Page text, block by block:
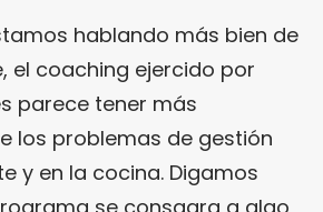
hablando más bien de
el coaching ejercido por
parece tener más
los problemas de gestión
y en la cocina. Digamos